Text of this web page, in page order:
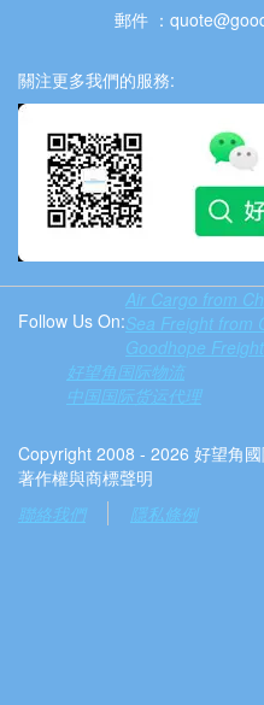
郵件 ：
關注更多我們的服務:
Follow Us On:
Air Cargo from
Sea Freight from
Goodhope Freight
好望角国际物流
中国国际货运代理
Copyright 2008 - 2026 好望角
著作權與商標聲明
聯絡我們
隱私條例